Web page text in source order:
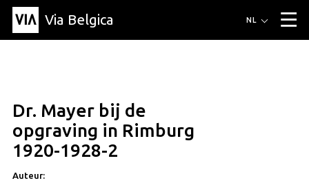
Via Belgica ▼
Artikel
Educatie
Recept
Vrienden
Over Via Belgica
Over Via Belgica
NL
Dr. Mayer bij de
opgraving in Rimburg
1920-1928-2
Auteur: